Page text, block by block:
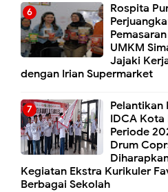
Rospita
UMKM
Jajaki
dengan Irian Supermarket
Pelantikan
IDCA Kota
Periode
Drum
Kegiatan Ekstra Kurikuler
Berbagai Sekolah